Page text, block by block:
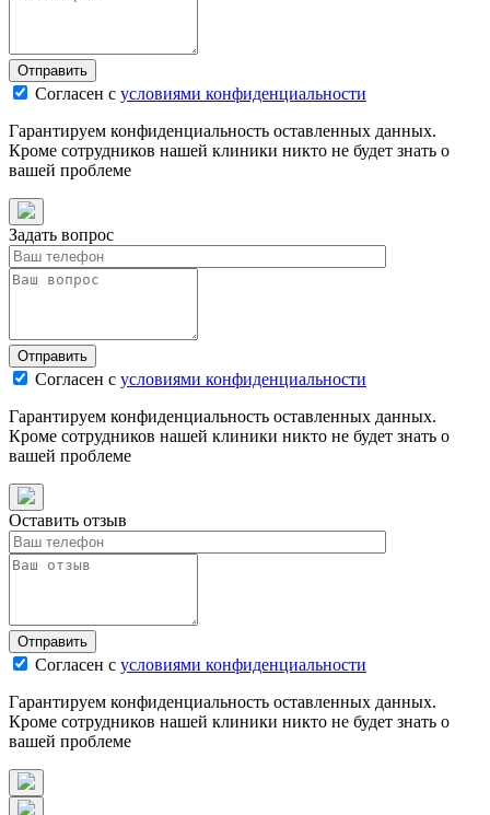
Отправить
Согласен с условиями конфиденциальности
Гарантируем конфиденциальность оставленных данных.
Кроме сотрудников нашей клиники никто не будет знать о
вашей проблеме
Задать вопрос
Отправить
Согласен с условиями конфиденциальности
Гарантируем конфиденциальность оставленных данных.
Кроме сотрудников нашей клиники никто не будет знать о
вашей проблеме
Оставить отзыв
Отправить
Согласен с условиями конфиденциальности
Гарантируем конфиденциальность оставленных данных.
Кроме сотрудников нашей клиники никто не будет знать о
вашей проблеме